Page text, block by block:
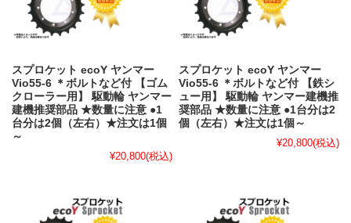
スプロケット ecoY ヤンマー
Vio55-6 ＊ボルトなど付 【ゴム
クローラー用】 駆動輪 ヤンマー
建機推奨部品 ★数量に注意 ●1
台分は2個（左右）★注文は1個
～
¥20,800(税込)
スプロケット ecoY ヤンマー
Vio55-6 ＊ボルトなど付 【鉄シ
ュー用】 駆動輪 ヤンマー建機推
奨部品 ★数量に注意 ●1台分は2
個（左右）★注文は1個～
¥20,800(税込)